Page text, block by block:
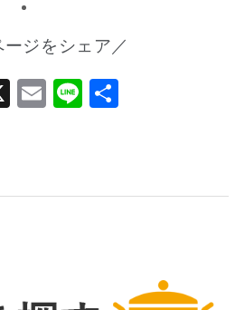
ージをシェア／
X Email
Line